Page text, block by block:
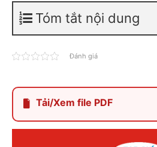
Tóm tắt nội dung
Đánh giá
Tải/Xem file PDF